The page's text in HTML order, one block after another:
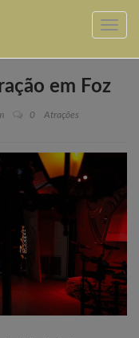
em Foz
0 Atrações